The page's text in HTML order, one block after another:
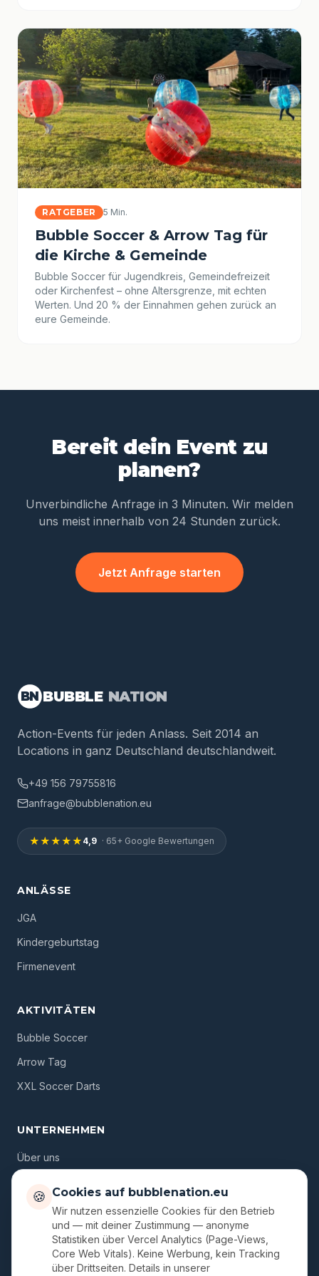
RATGEBER 5 Min.
Bubble Soccer & Arrow Tag für
die Kirche & Gemeinde
Bubble Soccer für Jugendkreis, Gemeindefreizeit
oder Kirchenfest – ohne Altersgrenze, mit echten
Werten. Und 20 % der Einnahmen gehen zurück an
eure Gemeinde.
Bereit dein Event zu
planen?
Unverbindliche Anfrage in 3 Minuten. Wir melden
uns meist innerhalb von 24 Stunden zurück.
Jetzt Anfrage starten
BN BUBBLE NATION
Action-Events für jeden Anlass. Seit 2014 an
Locations in ganz Deutschland deutschlandweit.
+49 156 79755816
anfrage@bubblenation.eu
★★★★★ 4,9 · 65+ Google Bewertungen
ANLÄSSE
JGA
Kindergeburtstag
Firmenevent
AKTIVITÄTEN
Bubble Soccer
Arrow Tag
XXL Soccer Darts
UNTERNEHMEN
Über uns
Gutscheine
🍪 Cookies auf bubblenation.eu
Wir nutzen essenzielle Cookies für den Betrieb
und — mit deiner Zustimmung — anonyme
Statistiken über Vercel Analytics (Page-Views,
Core Web Vitals). Keine Werbung, kein Tracking
über Drittseiten. Details in unserer